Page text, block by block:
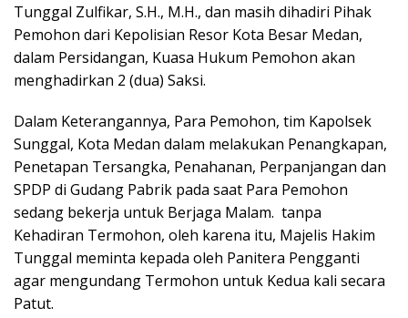
Tunggal Zulfikar, S.H., M.H., dan masih dihadiri Pihak
Pemohon dari Kepolisian Resor Kota Besar Medan,
dalam Persidangan, Kuasa Hukum Pemohon akan
menghadirkan 2 (dua) Saksi.
Dalam Keterangannya, Para Pemohon, tim Kapolsek
Sunggal, Kota Medan dalam melakukan Penangkapan,
Penetapan Tersangka, Penahanan, Perpanjangan dan
SPDP di Gudang Pabrik pada saat Para Pemohon
sedang bekerja untuk Berjaga Malam. tanpa
Kehadiran Termohon, oleh karena itu, Majelis Hakim
Tunggal meminta kepada oleh Panitera Pengganti
agar mengundang Termohon untuk Kedua kali secara
Patut.